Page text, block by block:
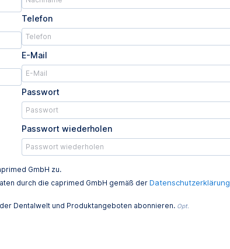
Telefon
E-Mail
Passwort
Passwort wiederholen
GmbH zu.
durch die caprimed GmbH gemäß derDatenschutzerklärung
Dentalwelt und Produktangeboten abonnieren. Opt.